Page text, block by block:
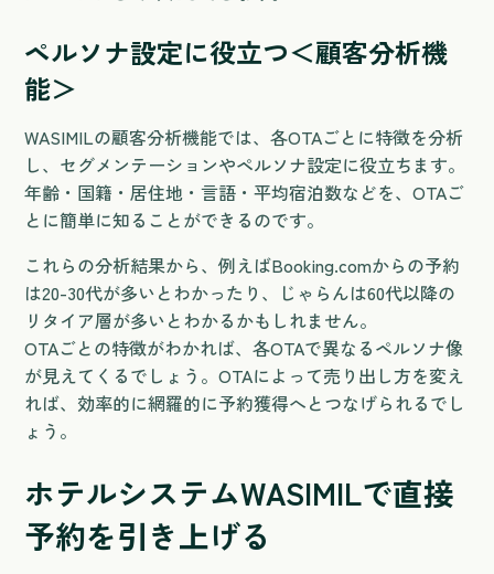
ペルソナ設定に役立つ＜顧客分析機
能＞
WASIMILの顧客分析機能では、各OTAごとに特徴を分析
し、セグメンテーションやペルソナ設定に役立ちます。
年齢・国籍・居住地・言語・平均宿泊数などを、OTAご
とに簡単に知ることができるのです。
これらの分析結果から、例えばBooking.comからの予約
は20-30代が多いとわかったり、じゃらんは60代以降の
リタイア層が多いとわかるかもしれません。
OTAごとの特徴がわかれば、各OTAで異なるペルソナ像
が見えてくるでしょう。OTAによって売り出し方を変え
れば、効率的に網羅的に予約獲得へとつなげられるでし
ょう。
ホテルシステムWASIMILで直接
予約を引き上げる